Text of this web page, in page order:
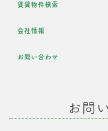
賃貸物件検索
会社情報
お問い合わせ
お問